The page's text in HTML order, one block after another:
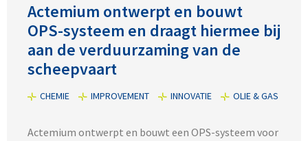
Actemium ontwerpt en bouwt
OPS-systeem en draagt hiermee bij
aan de verduurzaming van de
scheepvaart
CHEMIE IMPROVEMENT INNOVATIE OLIE & GAS
Actemium ontwerpt en bouwt een OPS-systeem voor